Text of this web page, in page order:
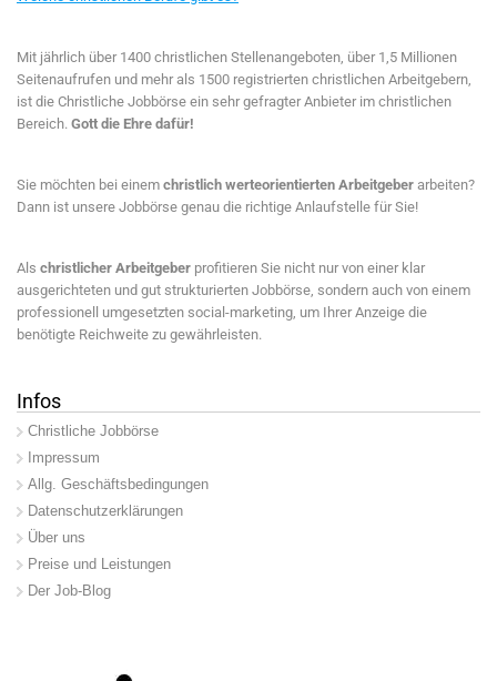
Mit jährlich über 1400 christlichen Stellenangeboten, über 1,5 Millionen
Seitenaufrufen und mehr als 1500 registrierten christlichen Arbeitgebern,
ist die Christliche Jobbörse ein sehr gefragter Anbieter im christlichen
Bereich. Gott die Ehre dafür!
Sie möchten bei einem christlich werteorientierten Arbeitgeber arbeiten?
Dann ist unsere Jobbörse genau die richtige Anlaufstelle für Sie!
Als christlicher Arbeitgeber profitieren Sie nicht nur von einer klar
ausgerichteten und gut strukturierten Jobbörse, sondern auch von einem
professionell umgesetzten social-marketing, um Ihrer Anzeige die
benötigte Reichweite zu gewährleisten.
Infos
Christliche Jobbörse
Impressum
Allg. Geschäftsbedingungen
Datenschutzerklärungen
Über uns
Preise und Leistungen
Der Job-Blog